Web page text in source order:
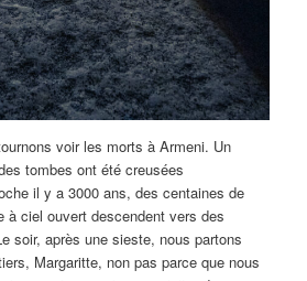
voir les morts à Armeni. Un
tombes ont été creusées
il y a 3000 ans, des centaines de
à ciel ouvert descendent vers des
soir, après une sieste, nous partons
Margaritte, non pas parce que nous